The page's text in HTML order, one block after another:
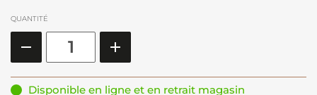
QUANTITÉ
Disponible en ligne et en retrait magasin